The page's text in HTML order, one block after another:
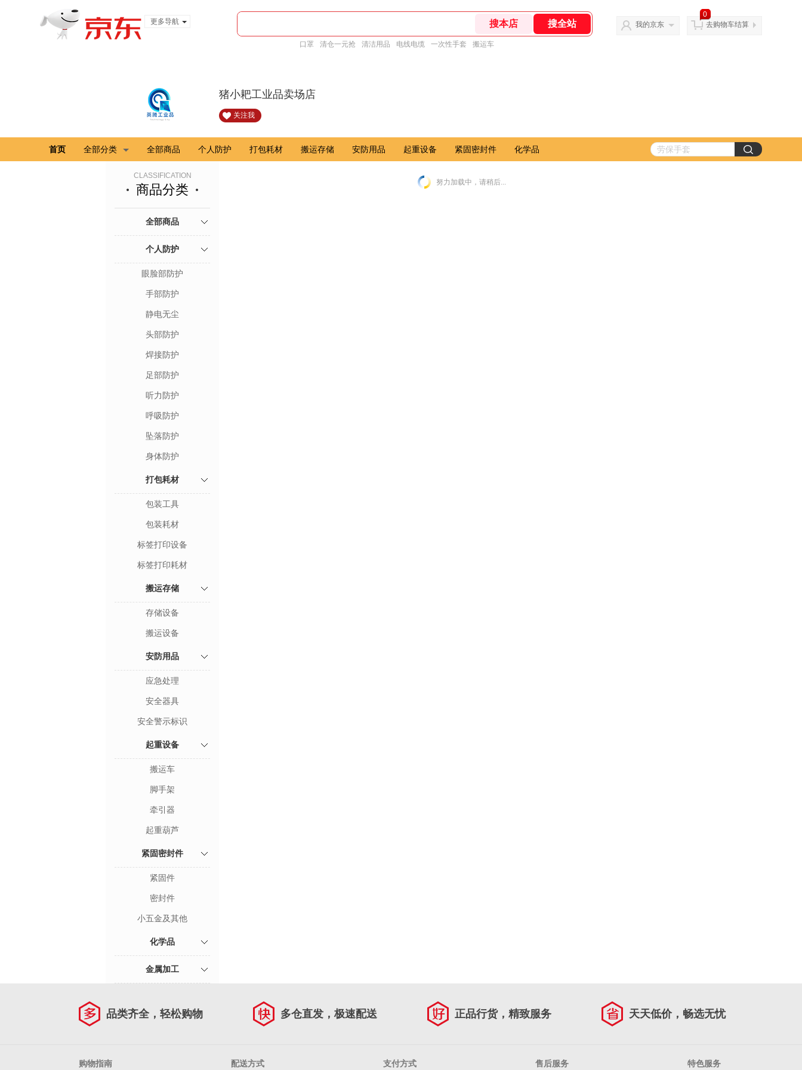
更多导航
口罩 清仓一元抢 清洁用品 电线电缆 一次性手套 搬运车
我的京东
0
去购物车结算
猪小耙工业品卖场店
关注我
首页 全部分类 全部商品 个人防护 打包耗材 搬运存储 安防用品 起重设备 紧固密封件 化学品
CLASSIFICATION
商品分类
全部商品
个人防护
眼脸部防护
手部防护
静电无尘
头部防护
焊接防护
足部防护
听力防护
呼吸防护
坠落防护
身体防护
打包耗材
包装工具
包装耗材
标签打印设备
标签打印耗材
搬运存储
存储设备
搬运设备
安防用品
应急处理
安全器具
安全警示标识
起重设备
搬运车
脚手架
牵引器
起重葫芦
紧固密封件
紧固件
密封件
小五金及其他
化学品
金属加工
努力加载中，请稍后...
品类齐全，轻松购物 多仓直发，极速配送 正品行货，精致服务 天天低价，畅选无忧
购物指南 配送方式 支付方式 售后服务 特色服务